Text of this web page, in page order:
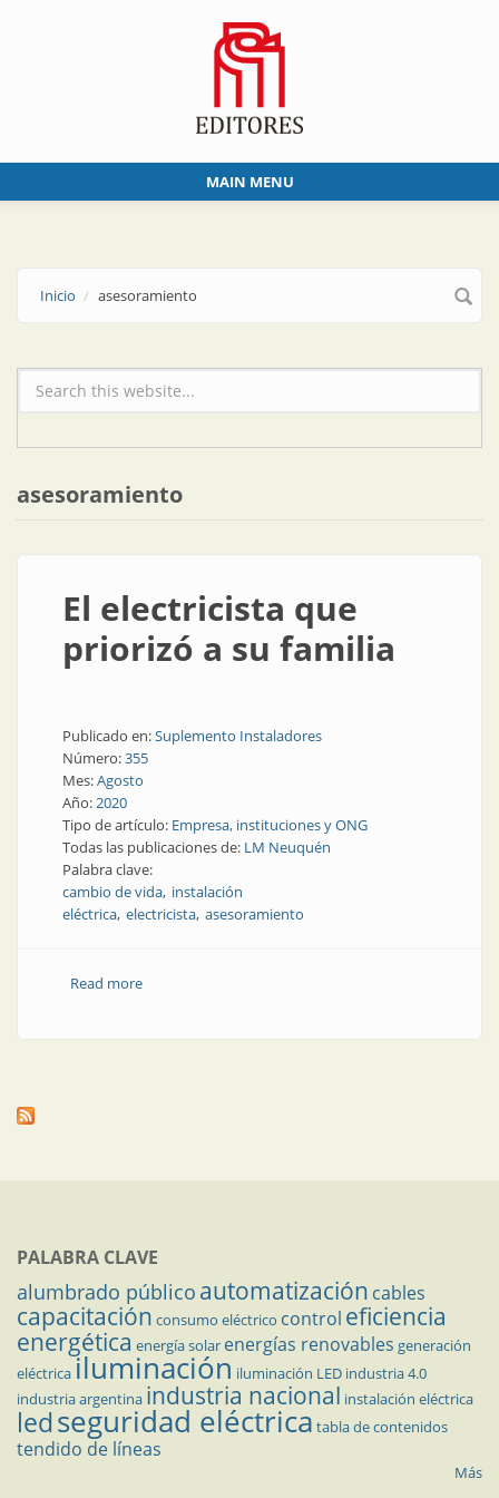
MAIN MENU
Inicio asesoramiento
Formulario de búsqueda
asesoramiento
El electricista que
priorizó a su familia
Publicado en:Suplemento Instaladores
Número:355
Mes:Agosto
Año:2020
Tipo de artículo: Empresa, instituciones y ONG
Todas las publicaciones de: LM Neuquén
Palabra clave:
cambio de vida instalación
eléctrica electricista asesoramiento
Read moreabout El electricista que priorizó a su familia
PALABRA CLAVE
alumbrado público automatización cables
capacitación consumo eléctrico control eficiencia
energética energía solar energías renovables generación
eléctricailuminación iluminación LED industria 4.0
industria argentina industria nacional instalación eléctrica
ledseguridad eléctrica tabla de contenidos
tendido de líneas
Más